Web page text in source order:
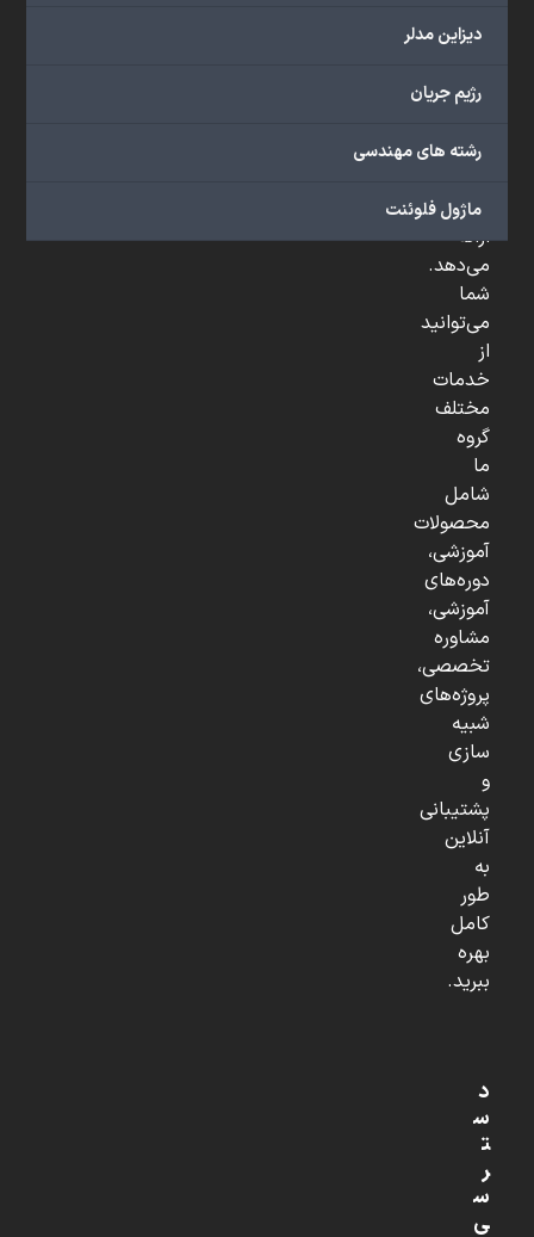
دیزاین مدلر
رژیم جریان
رشته های مهندسی
ماژول فلوئنت
با
دانشگاهی،
صنعتی
...
ارائه
می‌دهد.
شما
می‌توانید
از
خدمات
مختلف
گروه
ما
شامل
محصولات
آموزشی،
دوره‌های
آموزشی،
مشاوره
تخصصی،
پروژه‌های
شبیه
سازی
و
پشتیبانی
آنلاین
به
طور
کامل
بهره
ببرید.
د
س
ت
ر
س
ی